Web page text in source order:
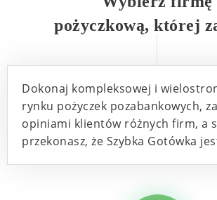
pożyczkową, której
Dokonaj kompleksowej i
rynku pożyczek pozabankowych,
opiniami klientów różnych firm, a
przekonasz, że Szybka Gotówka